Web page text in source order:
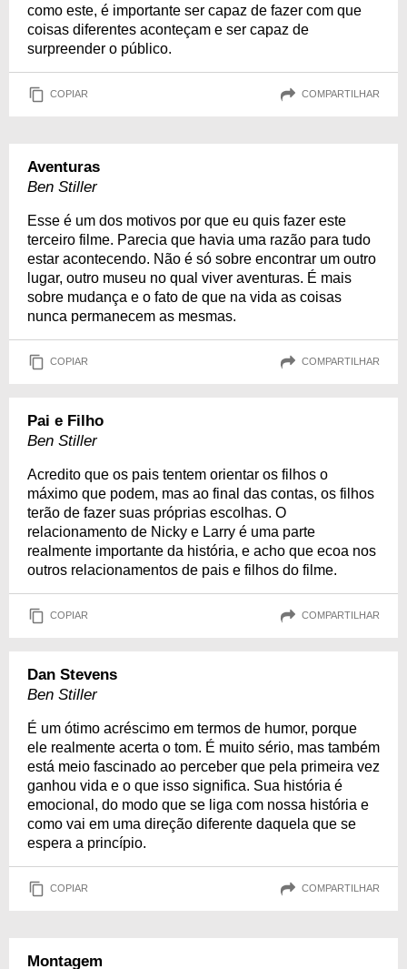
como este, é importante ser capaz de fazer com que
coisas diferentes aconteçam e ser capaz de
surpreender o público.
COPIAR COMPARTILHAR
Aventuras
Ben Stiller
Esse é um dos motivos por que eu quis fazer este
terceiro filme. Parecia que havia uma razão para tudo
estar acontecendo. Não é só sobre encontrar um outro
lugar, outro museu no qual viver aventuras. É mais
sobre mudança e o fato de que na vida as coisas
nunca permanecem as mesmas.
COPIAR COMPARTILHAR
Pai e Filho
Ben Stiller
Acredito que os pais tentem orientar os filhos o
máximo que podem, mas ao final das contas, os filhos
terão de fazer suas próprias escolhas. O
relacionamento de Nicky e Larry é uma parte
realmente importante da história, e acho que ecoa nos
outros relacionamentos de pais e filhos do filme.
COPIAR COMPARTILHAR
Dan Stevens
Ben Stiller
É um ótimo acréscimo em termos de humor, porque
ele realmente acerta o tom. É muito sério, mas também
está meio fascinado ao perceber que pela primeira vez
ganhou vida e o que isso significa. Sua história é
emocional, do modo que se liga com nossa história e
como vai em uma direção diferente daquela que se
espera a princípio.
COPIAR COMPARTILHAR
Montagem